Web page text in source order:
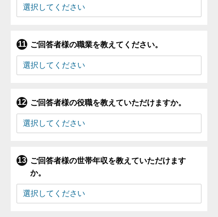
ご回答者様の職業を教えてください。
ご回答者様の役職を教えていただけますか。
ご回答者様の世帯年収を教えていただけます
か。